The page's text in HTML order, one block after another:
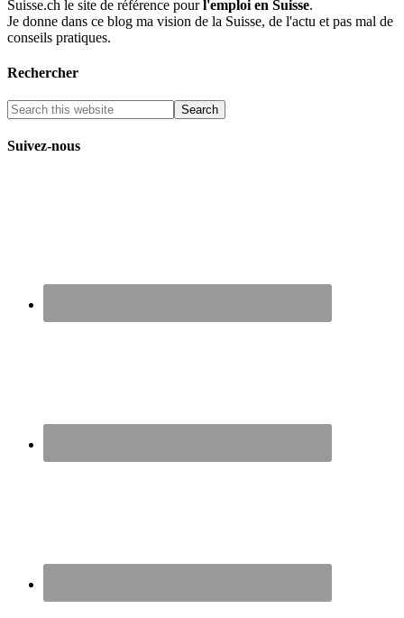
Suisse.ch le site de référence pourl'emploi en Suisse.
Je donne dans ce blog ma vision de la Suisse, de l'actu et pas mal de
conseils pratiques.
Rechercher
Suivez-nous